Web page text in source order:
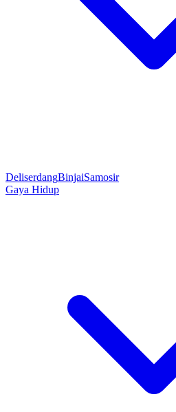
DeliserdangBinjaiSamosir
Gaya Hidup